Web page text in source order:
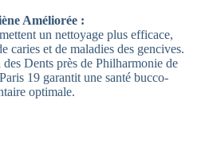
Améliorée :
un nettoyage plus efficace,
caries et de maladies des gencives.
Dents près de Philharmonie de
19 garantit une santé bucco-
optimale.